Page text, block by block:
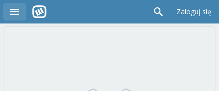
Zaloguj się